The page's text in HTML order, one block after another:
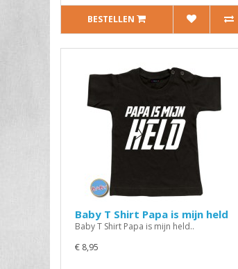
BESTELLEN
Baby T Shirt Papa is mijn held
Baby T Shirt Papa is mijn held..
€ 8,95